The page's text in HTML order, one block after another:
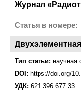
Журнал
Статья в номере:
Тип статьи: научная
DOI: https://doi.org/
УДК: 621.396.677.33